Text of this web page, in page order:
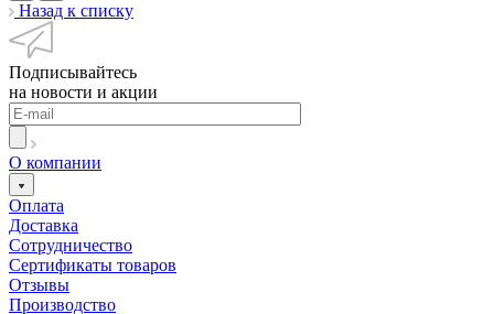
Назад к списку
Подписывайтесь
на новости и акции
О компании
Оплата
Доставка
Сотрудничество
Сертификаты товаров
Отзывы
Производство